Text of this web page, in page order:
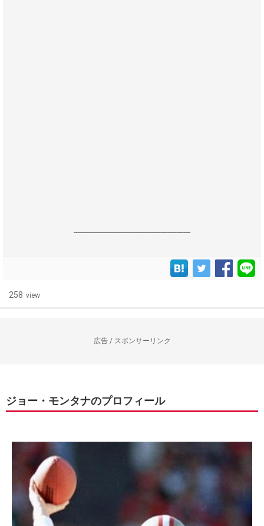
------------------------------------------------------------------
258 view
広告 / スポンサーリンク